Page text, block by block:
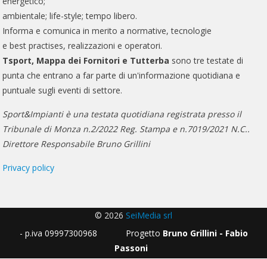
ambientale; life-style; tempo libero.
Informa e comunica in merito a normative, tecnologie
e best practises, realizzazioni e operatori.
Tsport, Mappa dei Fornitori e Tutterba sono tre testate di
punta che entrano a far parte di un'informazione quotidiana e
puntuale sugli eventi di settore.
Sport&Impianti è una testata quotidiana registrata presso il
Tribunale di Monza n.2/2022 Reg. Stampa e n.7019/2021 N.C..
Direttore Responsabile Bruno Grillini
Privacy policy
© 2026 SeiMedia srl
- p.iva 09997300968 Progetto Bruno Grillini - Fabio
Passoni